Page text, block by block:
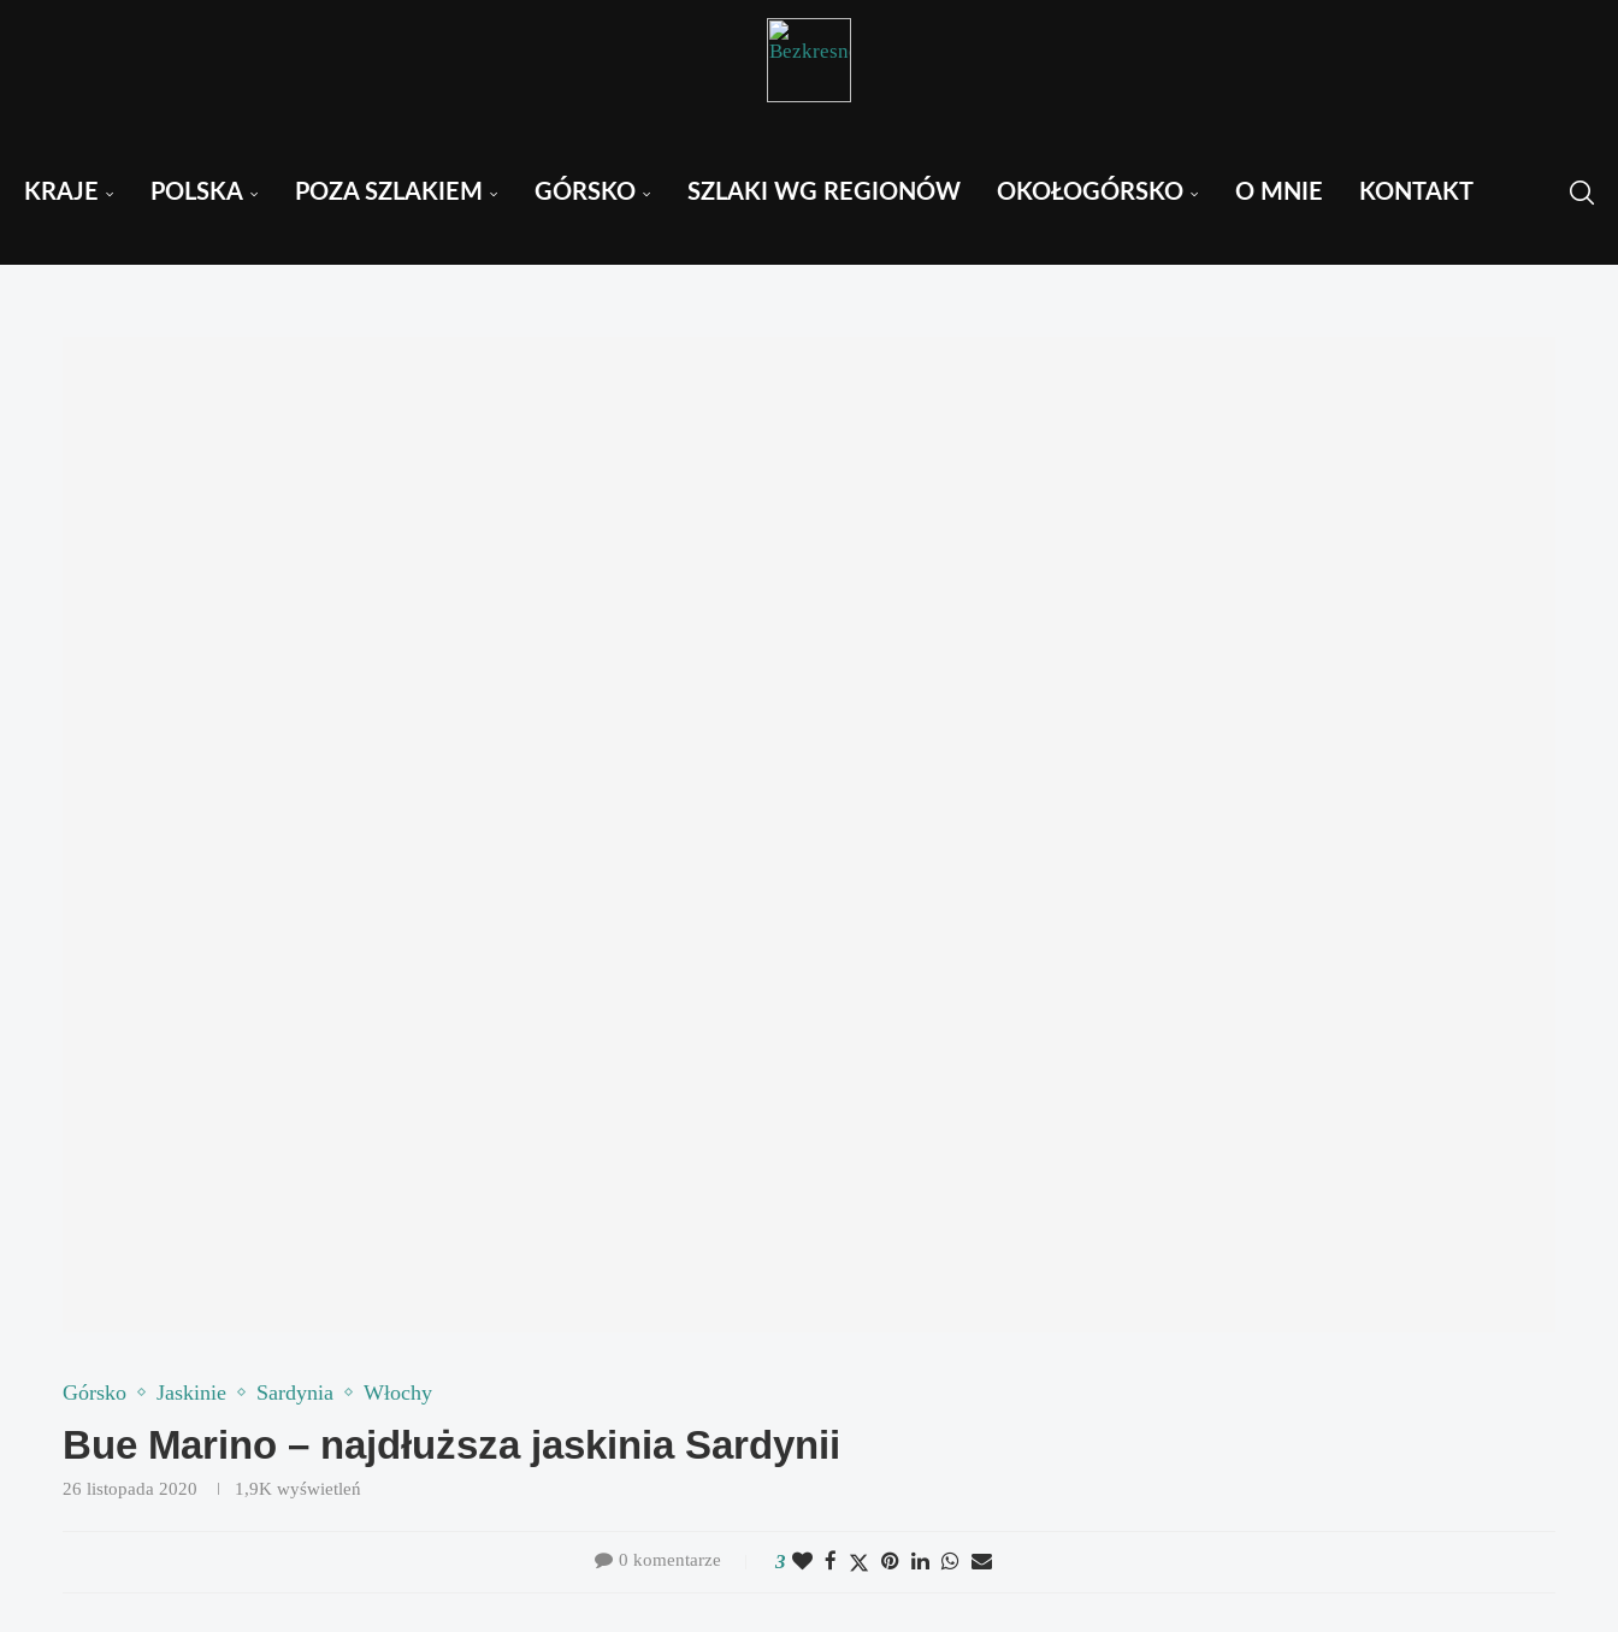
KRAJE POLSKA POZA SZLAKIEM GÓRSKO SZLAKI WG REGIONÓW OKOŁOGÓRSKO O MNIE KONTAKT
Górsko Jaskinie Sardynia Włochy
Bue Marino – najdłuższa jaskinia Sardynii
26 listopada 2020 1,9K wyświetleń
0 komentarze 3